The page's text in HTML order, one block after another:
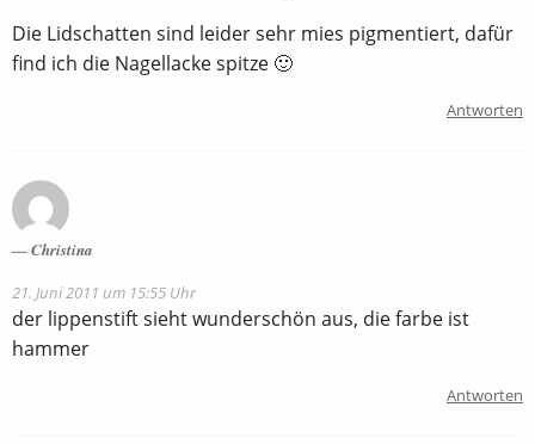
Die Lidschatten sind leider sehr mies pigmentiert, dafür
find ich die Nagellacke spitze 🙂
Antworten
Christina
21. Juni 2011 um 15:55 Uhr
der lippenstift sieht wunderschön aus, die farbe ist
hammer
Antworten